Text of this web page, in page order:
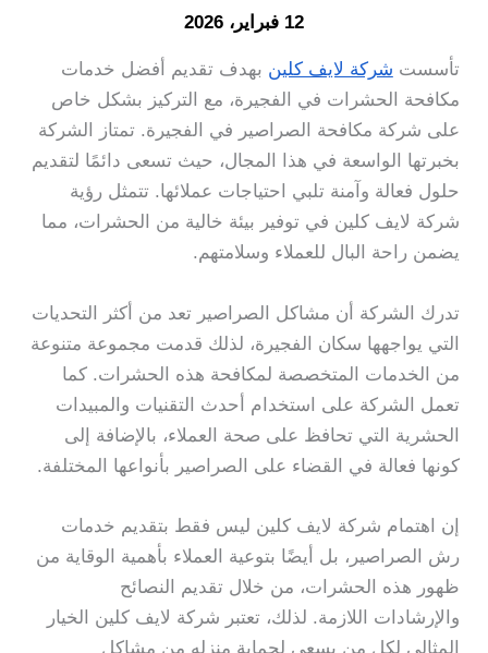
12 فبراير، 2026
تأسست شركة لايف كلين بهدف تقديم أفضل خدمات
مكافحة الحشرات في الفجيرة، مع التركيز بشكل خاص
على شركة مكافحة الصراصير في الفجيرة. تمتاز الشركة
بخبرتها الواسعة في هذا المجال، حيث تسعى دائمًا لتقديم
حلول فعالة وآمنة تلبي احتياجات عملائها. تتمثل رؤية
شركة لايف كلين في توفير بيئة خالية من الحشرات، مما
يضمن راحة البال للعملاء وسلامتهم.
تدرك الشركة أن مشاكل الصراصير تعد من أكثر التحديات
التي يواجهها سكان الفجيرة، لذلك قدمت مجموعة متنوعة
من الخدمات المتخصصة لمكافحة هذه الحشرات. كما
تعمل الشركة على استخدام أحدث التقنيات والمبيدات
الحشرية التي تحافظ على صحة العملاء، بالإضافة إلى
كونها فعالة في القضاء على الصراصير بأنواعها المختلفة.
إن اهتمام شركة لايف كلين ليس فقط بتقديم خدمات
رش الصراصير، بل أيضًا بتوعية العملاء بأهمية الوقاية من
ظهور هذه الحشرات، من خلال تقديم النصائح
والإرشادات اللازمة. لذلك، تعتبر شركة لايف كلين الخيار
المثالي لكل من يسعى لحماية منزله من مشاكل